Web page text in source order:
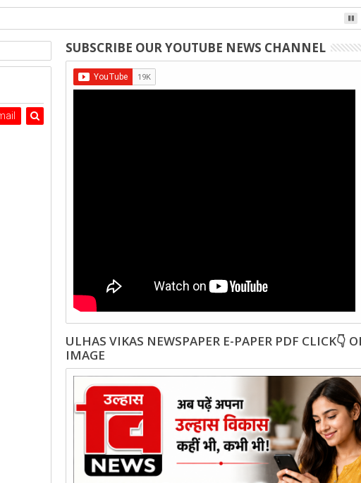
SUBSCRIBE OUR YOUTUBE NEWS CHANNEL
ULHAS VIKAS NEWSPAPER E-PAPER PDF CLICK👇
IMAGE